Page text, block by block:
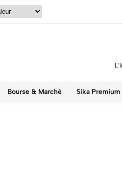
Bourse & Marché Sika Premium